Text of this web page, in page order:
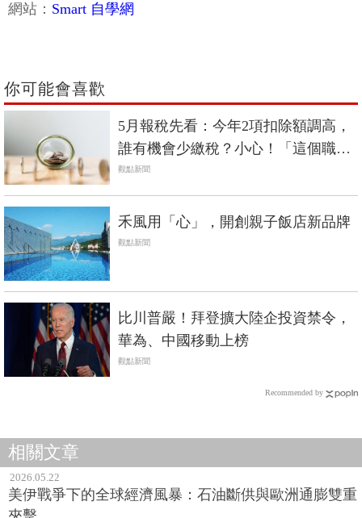
5月報稅先看：今年2項扣除額調高，
誰有機會少繳稅？小心！「這個職
業」荷包恐失血
觀點新聞
觀點新聞
華為、中國移動上榜
觀點新聞
2026.05.22
美伊戰爭下的全球經濟風暴：石油斷供與歐洲通膨雙重
夾擊